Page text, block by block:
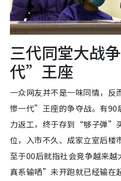
三代同堂大战
代”王座
一众网友并不是一味同情，
惨一代”王座的争夺战。有90
力返工，终于存到“够子弹”
位，入市不久、成家立室后
至于00后就指社会竞争越来
真系输哂”未开跑就已经输在